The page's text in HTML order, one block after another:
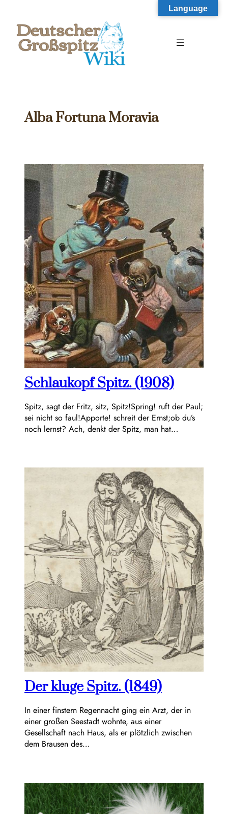
springen
Alba Fortuna Moravia
Schlaukopf Spitz. (1908)
Spitz, sagt der Fritz, sitz, Spitz!Spring! ruft der Paul;
sei nicht so faul!Apporte! schreit der Ernst;ob du’s
noch lernst? Ach, denkt der Spitz, man hat…
Der kluge Spitz. (1849)
In einer finstern Regennacht ging ein Arzt, der in
einer großen Seestadt wohnte, aus einer
Gesellschaft nach Haus, als er plötzlich zwischen
dem Brausen des…
Language